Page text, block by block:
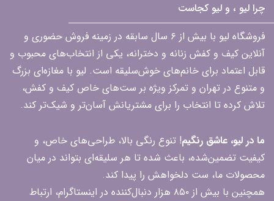
چرا لیو ، و لیو کجاست
فروشگاه لیو با بیش از ۶ سال سابقه در زمینه فروش حضوری و
آنلاین کیف و کفش زنانه و دخترانه، یکی از انتخاب‌های محبوب و
قابل اعتماد برای خانم‌های خوش‌سلیقه است. لیو با مغازه‌ای بزرگ
و متنوع در تهران و تمرکز ویژه بر ست‌های خاص کیف و کفش،
تلاش کرده تا انتخاب را برای مشتریانش آسان‌تر و شیک‌تر کند.
ما در لیو، عاشق رنگیم! تنوع رنگی بالا، طراحی‌های خاص، و
کیفیت تضمین‌شده، باعث شده تا هر سلیقه‌ای بتواند در میان
محصولات ما، ست دلخواهش را پیدا کند.
همچنین با بیش از ۸۵۰ هزار دنبال‌کننده در اینستاگرام، ارتباط